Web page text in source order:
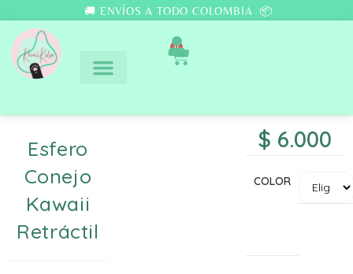
🚚 ENVÍOS A TODO COLOMBIA 📦
0
Esfero
Conejo
Kawaii
Retráctil
$ 6.000
COLOR